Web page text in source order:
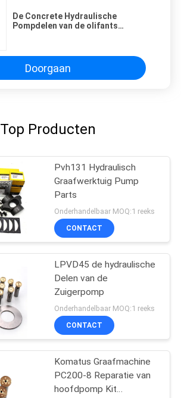
De Concrete Hydraulische
Pompdelen van de olifants
Doorgaan
Top Producten
Pvh131 Hydraulisch
Graafwerktuig Pump
Parts
Onderhandelbaar MOQ:1 reeks
CONTACT
LPVD45 de hydraulische
Delen van de
Zuigerpomp
Onderhandelbaar MOQ:1 reeks
CONTACT
Komatus Graafmachine
PC200-8 Reparatie van
hoofdpomp Kit